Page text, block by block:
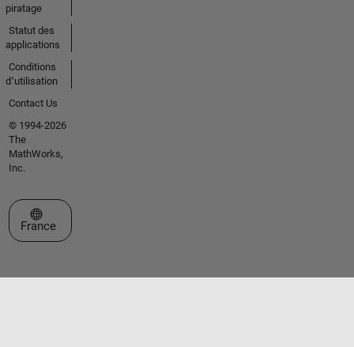
piratage
Statut des
applications
Conditions
d՚utilisation
Contact Us
© 1994-2026
The
MathWorks,
Inc.
Sélectionner un site web
France